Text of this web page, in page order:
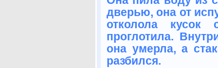
дверью, она от
отколола кусок
проглотила.
она умерла, а
разбился.